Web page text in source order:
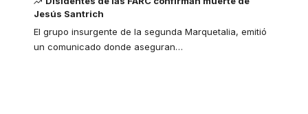
Jesús Santrich
El grupo insurgente de la segunda Marquetalia, emitió
un comunicado donde aseguran…